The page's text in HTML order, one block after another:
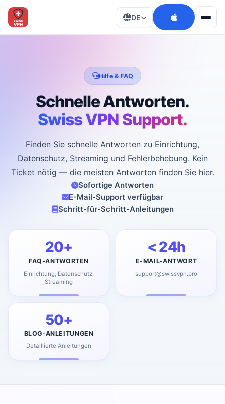
DE
Hilfe & FAQ
Schnelle Antworten.
Swiss VPN Support.
Finden Sie schnelle Antworten zu Einrichtung,
Datenschutz, Streaming und Fehlerbehebung. Kein
Ticket nötig — die meisten Antworten finden Sie hier.
Sofortige Antworten
E-Mail-Support verfügbar
Schritt-für-Schritt-Anleitungen
20+
FAQ-ANTWORTEN
Einrichtung, Datenschutz,
Streaming
< 24h
E-MAIL-ANTWORT
support@swissvpn.pro
50+
BLOG-ANLEITUNGEN
Detaillierte Anleitungen